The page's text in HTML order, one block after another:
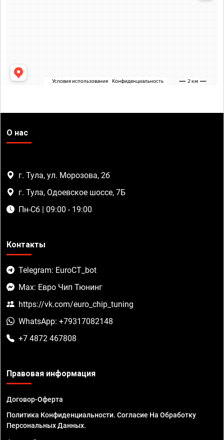
О нас
г. Тула, ул. Морозова, 2б
г. Тула, Одоевское шоссе, 7Б
Пн-Сб | 09:00 - 19:00
Контакты
Telegram: EuroCT_bot
Max: Евро Чип Тюнинг
https://vk.com/euro_chip_tuning
WhatsApp: +79317082148
+7 4872 467808
Правовая информация
Договор-Оферта
Политика Конфиденциальности. Согласие На Обработку
Персональных Данных.